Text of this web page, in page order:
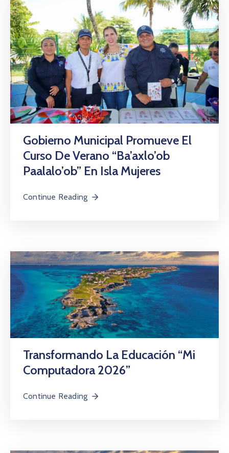
Gobierno Municipal Promueve El
Curso De Verano “Ba’axlo’ob
Paalalo’ob” En Isla Mujeres
Continue Reading
Transformando La Educación “Mi
Computadora 2026”
Continue Reading